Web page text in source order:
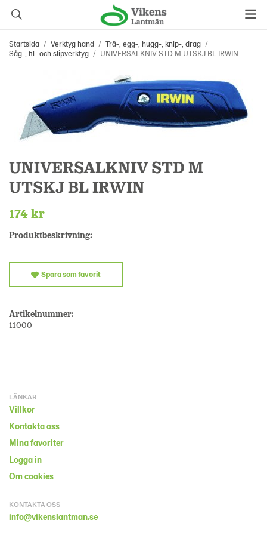
Startsida / Verktyg hand / Trä-, egg-, hugg-, knip-, drag /
Såg-, fil- och slipverktyg / UNIVERSALKNIV STD M UTSKJ BL IRWIN
UNIVERSALKNIV STD M
UTSKJ BL IRWIN
174 kr
Produktbeskrivning:
Spara som favorit
Artikelnummer:
11000
LÄNKAR
Villkor
Kontakta oss
Mina favoriter
Logga in
Om cookies
KONTAKTA OSS
info@vikenslantman.se